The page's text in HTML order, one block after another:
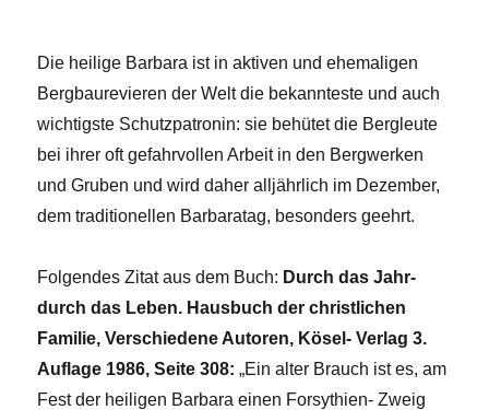
Die heilige Barbara ist in aktiven und ehemaligen
Bergbaurevieren der Welt die bekannteste und auch
wichtigste Schutzpatronin: sie behütet die Bergleute
bei ihrer oft gefahrvollen Arbeit in den Bergwerken
und Gruben und wird daher alljährlich im Dezember,
dem traditionellen Barbaratag, besonders geehrt.
Folgendes Zitat aus dem Buch: Durch das Jahr-
durch das Leben. Hausbuch der christlichen
Familie, Verschiedene Autoren, Kösel- Verlag 3.
Auflage 1986, Seite 308: „Ein alter Brauch ist es, am
Fest der heiligen Barbara einen Forsythien- Zweig